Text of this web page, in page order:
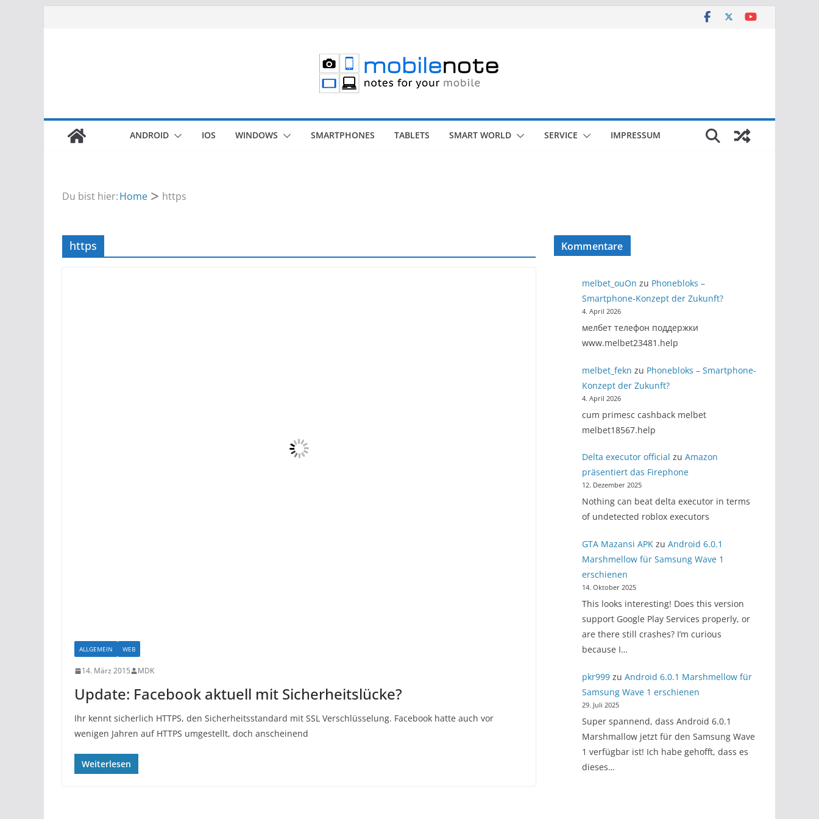
ANDROID IOS WINDOWS SMARTPHONES TABLETS SMART WORLD SERVICE IMPRESSUM
Du bist hier:Home https
https
ALLGEMEIN WEB
14. März 2015 MDK
Update: Facebook aktuell mit Sicherheitslücke?
Ihr kennt sicherlich HTTPS, den Sicherheitsstandard mit SSL Verschlüsselung. Facebook hatte auch vor
wenigen Jahren auf HTTPS umgestellt, doch anscheinend
Weiterlesen
Kommentare
melbet_ouOn zu Phonebloks –
Smartphone-Konzept der Zukunft?
4. April 2026
мелбет телефон поддержки
www.melbet23481.help
melbet_fekn zu Phonebloks – Smartphone-
Konzept der Zukunft?
4. April 2026
cum primesc cashback melbet
melbet18567.help
Delta executor official zu Amazon
präsentiert das Firephone
12. Dezember 2025
Nothing can beat delta executor in terms
of undetected roblox executors
GTA Mazansi APKzu Android 6.0.1
Marshmellow für Samsung Wave 1
erschienen
14. Oktober 2025
This looks interesting! Does this version
support Google Play Services properly, or
are there still crashes? I’m curious
because I…
pkr999zu Android 6.0.1 Marshmellow für
Samsung Wave 1 erschienen
29. Juli 2025
Super spannend, dass Android 6.0.1
Marshmallow jetzt für den Samsung Wave
1 verfügbar ist! Ich habe gehofft, dass es
dieses…